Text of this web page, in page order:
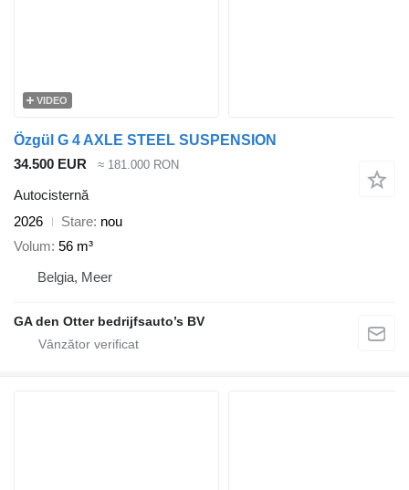
VIDEO
Özgül G 4 AXLE STEEL SUSPENSION
34.500 EUR
≈ 181.000 RON
Autocisternă
2026
Stare nou
Volum 56 m³
Belgia, Meer
GA den Otter bedrijfsauto’s BV